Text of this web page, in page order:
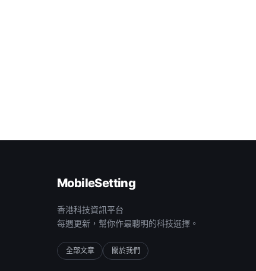
MobileSetting
香港科技資訊平台
每週更新，幫你作最聰明的科技選擇。
全部文章 關於我們